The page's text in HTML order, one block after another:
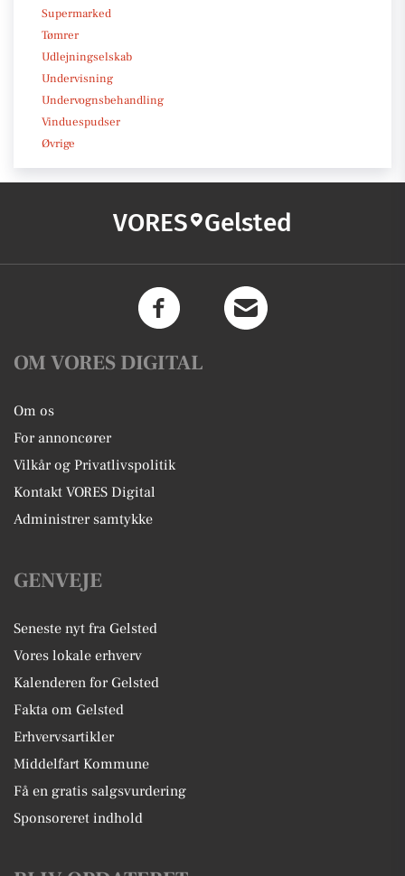
Supermarked
Tømrer
Udlejningselskab
Undervisning
Undervognsbehandling
Vinduespudser
Øvrige
VORES Gelsted
OM VORES DIGITAL
Om os
For annoncører
Vilkår og Privatlivspolitik
Kontakt VORES Digital
Administrer samtykke
GENVEJE
Seneste nyt fra Gelsted
Vores lokale erhverv
Kalenderen for Gelsted
Fakta om Gelsted
Erhvervsartikler
Middelfart Kommune
Få en gratis salgsvurdering
Sponsoreret indhold